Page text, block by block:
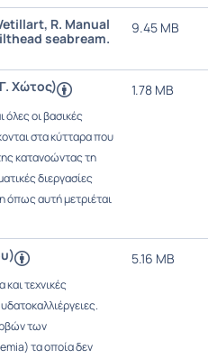
R. Manual
seabream.
9.45 MB
Χώτος)
όλες οι βασικές
στα κύτταρα που
κατανοώντας τη
διεργασίες
αυτή μετριέται
1.78 MB
τεχνικές
των
τα οποία δεν
5.16 MB